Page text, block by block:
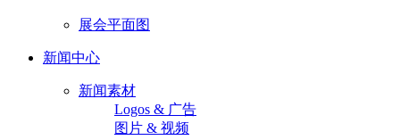
展会平面图
新闻中心
新闻素材
Logos & 广告
图片 & 视频